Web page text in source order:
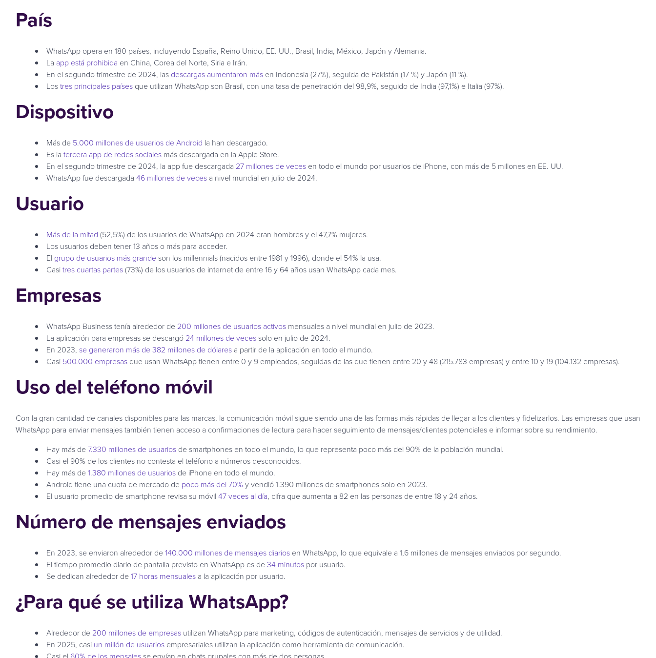
País
WhatsApp opera en 180 países, incluyendo España, Reino Unido, EE. UU., Brasil, India, México, Japón y Alemania.
La app está prohibida en China, Corea del Norte, Siria e Irán.
En el segundo trimestre de 2024, las descargas aumentaron más en Indonesia (27%), seguida de Pakistán (17 %) y Japón (11 %).
Lostres principales países que utilizan WhatsApp son Brasil, con una tasa de penetración del 98,9%, seguido de India (97,1%) e Italia (97%).
Dispositivo
Más de 5.000 millones de usuarios de Android la han descargado.
Es la tercera app de redes sociales más descargada en la Apple Store.
En el segundo trimestre de 2024, la app fue descargada 27 millones de veces en todo el mundo por usuarios de iPhone, con más de 5 millones en EE. UU.
WhatsApp fue descargada 46 millones de veces a nivel mundial en julio de 2024.
Usuario
Más de la mitad (52,5%) de los usuarios de WhatsApp en 2024 eran hombres y el 47,7% mujeres.
Los usuarios deben tener 13 años o más para acceder.
El grupo de usuarios más grandeson los millennials (nacidos entre 1981 y 1996), donde el 54% la usa.
Casitres cuartas partes(73%) de los usuarios de internet de entre 16 y 64 años usan WhatsApp cada mes.
Empresas
WhatsApp Business tenía alrededor de 200 millones de usuarios activos mensuales a nivel mundial en julio de 2023.
La aplicación para empresas se descargó 24 millones de vecessolo en julio de 2024.
En 2023, se generaron más de 382 millones de dólares a partir de la aplicación en todo el mundo.
Casi 500.000 empresas que usan WhatsApp tienen entre 0 y 9 empleados, seguidas de las que tienen entre 20 y 48 (215.783 empresas) y entre 10 y 19 (104.132 empresas).
Uso del teléfono móvil
Con la gran cantidad de canales disponibles para las marcas, la comunicación móvil sigue siendo una de las formas más rápidas de llegar a los clientes y fidelizarlos. Las empresas que usan
WhatsApp para enviar mensajes también tienen acceso a confirmaciones de lectura para hacer seguimiento de mensajes/clientes potenciales e informar sobre su rendimiento.
Hay más de7.330 millones de usuarios de smartphones en todo el mundo, lo que representa poco más del 90% de la población mundial.
Casi el 90% de los clientes no contesta el teléfono a números desconocidos.
Hay más de1.380 millones de usuarios de iPhone en todo el mundo.
Android tiene una cuota de mercado de poco más del 70% y vendió 1.390 millones de smartphones solo en 2023.
El usuario promedio de smartphone revisa su móvil47 veces al día, cifra que aumenta a 82 en las personas de entre 18 y 24 años.
Número de mensajes enviados
En 2023, se enviaron alrededor de140.000 millones de mensajes diarios en WhatsApp, lo que equivale a 1,6 millones de mensajes enviados por segundo.
El tiempo promedio diario de pantalla previsto en WhatsApp es de34 minutos por usuario.
Se dedican alrededor de17 horas mensuales a la aplicación por usuario.
¿Para qué se utiliza WhatsApp?
Alrededor de 200 millones de empresas utilizan WhatsApp para marketing, códigos de autenticación, mensajes de servicios y de utilidad.
En 2025, casi un millón de usuarios empresariales utilizan la aplicación como herramienta de comunicación.
Casi el 60% de los mensajes se envían en chats grupales con más de dos personas.